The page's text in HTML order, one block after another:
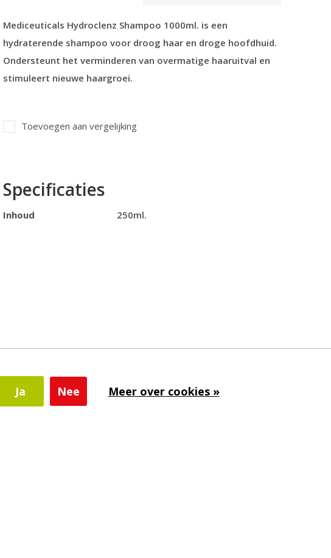
Mediceuticals Hydroclenz Shampoo 1000ml. is een
hydraterende shampoo voor droog haar en droge hoofdhuid.
Ondersteunt het verminderen van overmatige haaruitval en
stimuleert nieuwe haargroei.
Toevoegen aan vergelijking
Specificaties
Inhoud 250ml.
Ja Nee Meer over cookies »